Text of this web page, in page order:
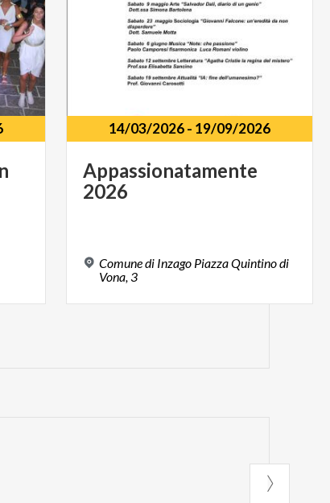
14/03/2026- 19/09/2026
Appassionatamente
2026
Comune di Inzago Piazza Quintino di
Vona, 3